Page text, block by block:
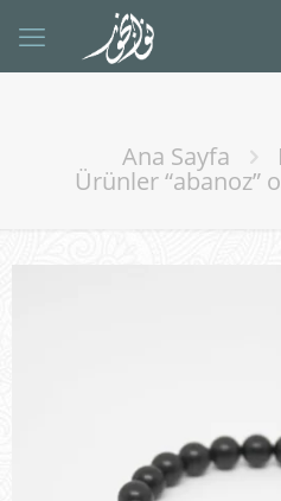
Ana Sayfa
Ürünler “abanoz”